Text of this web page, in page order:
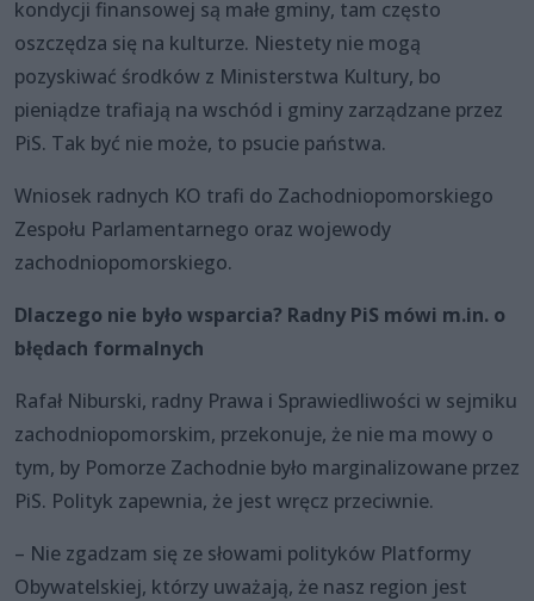
kondycji finansowej są małe gminy, tam często
oszczędza się na kulturze. Niestety nie mogą
pozyskiwać środków z Ministerstwa Kultury, bo
pieniądze trafiają na wschód i gminy zarządzane przez
PiS. Tak być nie może, to psucie państwa.
Wniosek radnych KO trafi do Zachodniopomorskiego
Zespołu Parlamentarnego oraz wojewody
zachodniopomorskiego.
Dlaczego nie było wsparcia? Radny PiS mówi m.in. o
błędach formalnych
Rafał Niburski, radny Prawa i Sprawiedliwości w sejmiku
zachodniopomorskim, przekonuje, że nie ma mowy o
tym, by Pomorze Zachodnie było marginalizowane przez
PiS. Polityk zapewnia, że jest wręcz przeciwnie.
– Nie zgadzam się ze słowami polityków Platformy
Obywatelskiej, którzy uważają, że nasz region jest